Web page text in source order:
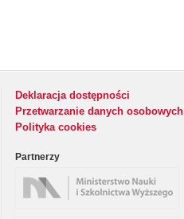
Deklaracja dostępności
Przetwarzanie danych osobowych
Polityka cookies
Partnerzy